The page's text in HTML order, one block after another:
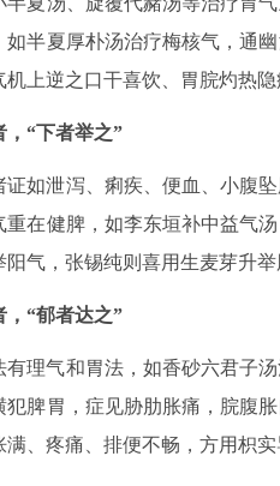
如半夏厚朴汤治疗梅核气，通
机上逆之口干喜饮、胃脘灼热隐
，“下者举之”
证如泄泻、痢疾、便血、小腹
重在健脾，如李东垣补中益气
阳气，张锡纯则喜用生麦芽升举
，“郁者达之”
有理气和胃法，如香砂六君子
犯脾胃，症见胁肋胀痛，脘腹
满、疼痛、排便不畅，方用枳实